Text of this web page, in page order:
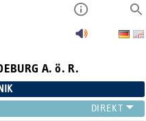
A. ö. R.